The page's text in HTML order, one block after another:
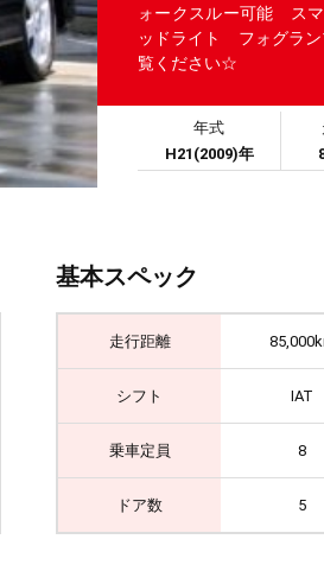
ォークスルー可能 ス
ッドライト フォグラ
覧ください☆
年式
H21(2009)年
基本スペック
走行距離
シフト IAT
乗車定員 8
ドア数 5